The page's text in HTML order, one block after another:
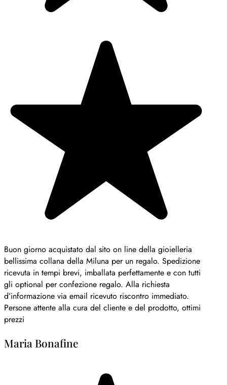
Buon giorno acquistato dal sito on line della gioielleria
bellissima collana della Miluna per un regalo. Spedizione
ricevuta in tempi brevi, imballata perfettamente e con tutti
gli optional per confezione regalo. Alla richiesta
d’informazione via email ricevuto riscontro immediato.
Persone attente alla cura del cliente e del prodotto, ottimi
prezzi
Maria Bonafine